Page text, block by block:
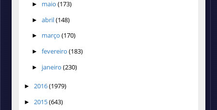
► maio (173)
► abril(148)
► março (170)
► fevereiro (183)
► janeiro (230)
► 2016(1979)
► 2015(643)